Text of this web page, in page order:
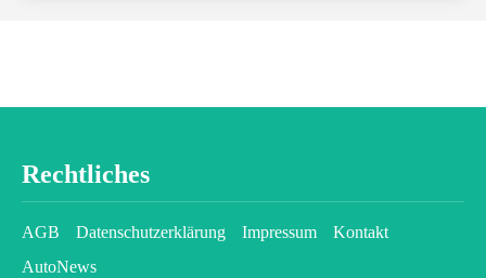
Rechtliches
AGB Datenschutzerklärung Impressum
Kontakt
AutoNews